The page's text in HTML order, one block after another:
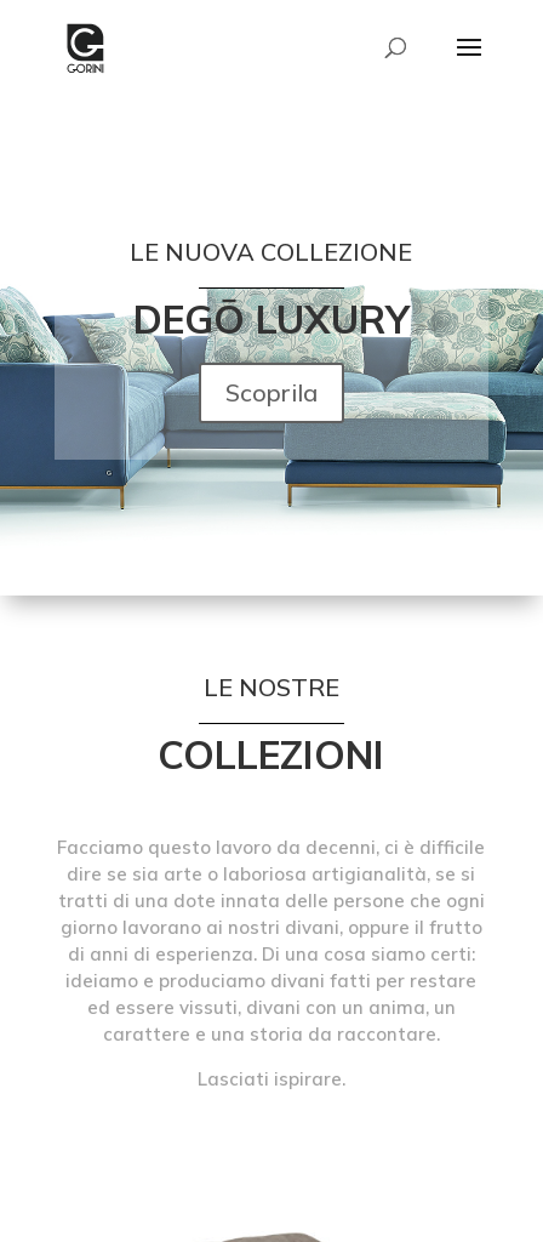
LE NUOVA COLLEZIONE
DEGŌLUXURY
Scoprila
LE NOSTRE
COLLEZIONI
Facciamo questo lavoro da decenni, ci è difficile
dire se sia arte o laboriosa artigianalità, se si
tratti di una dote innata delle persone che ogni
giorno lavorano ai nostri divani, oppure il frutto
di anni di esperienza. Di una cosa siamo certi:
ideiamo e produciamo divani fatti per restare
ed essere vissuti, divani con un anima, un
carattere e una storia da raccontare.
Lasciati ispirare.